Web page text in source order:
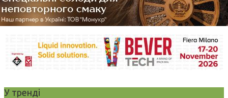
У тренді